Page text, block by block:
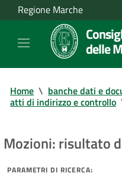
Regione Marche
delle
Home \ banche dati e
atti di indirizzo e controllo
Mozioni: risultato
PARAMETRI DI RICERCA: